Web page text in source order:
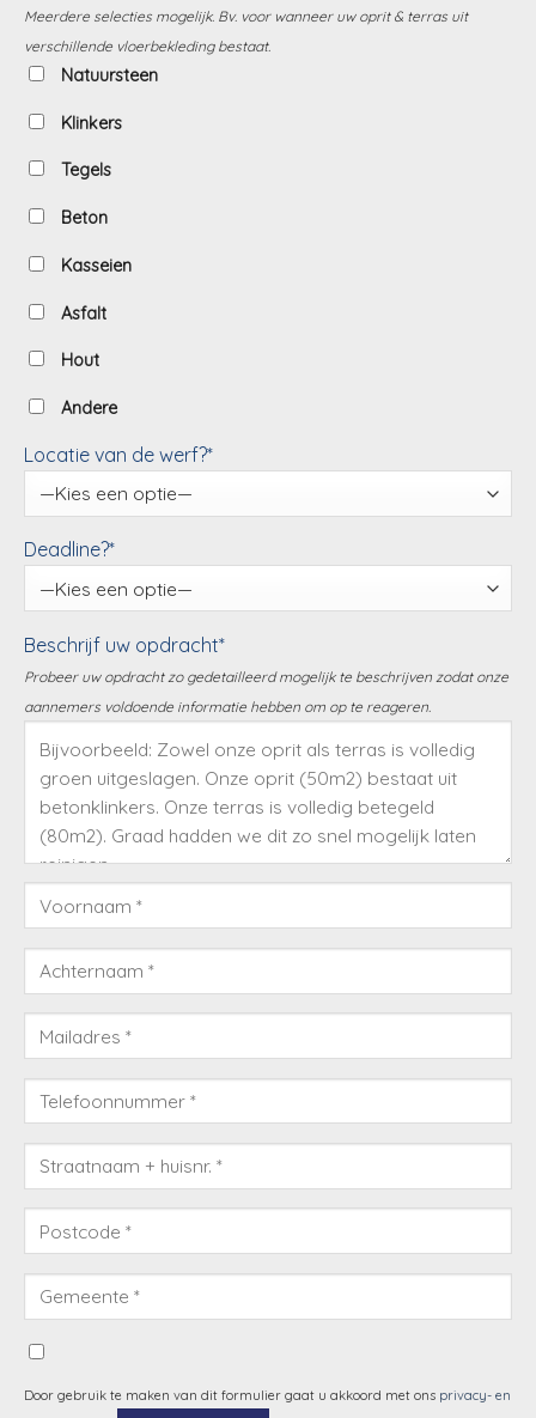
Meerdere selecties mogelijk. Bv. voor wanneer uw oprit & terras uit
verschillende vloerbekleding bestaat.
Natuursteen
Klinkers
Tegels
Beton
Kasseien
Asfalt
Hout
Andere
Locatie van de werf?*
Deadline?*
Beschrijf uw opdracht*
Probeer uw opdracht zo gedetailleerd mogelijk te beschrijven zodat onze
aannemers voldoende informatie hebben om op te reageren.
Door gebruik te maken van dit formulier gaat u akkoord met ons privacy- en